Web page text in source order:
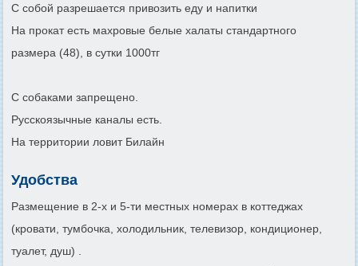
С собой разрешается привозить еду и напитки
На прокат есть махровые белые халаты стандартного
размера (48), в сутки 1000тг
С собаками запрещено.
Русскоязычные каналы есть.
На территории ловит Билайн
Удобства
Размещение в 2-х и 5-ти местных номерах в коттеджах
(кровати, тумбочка, холодильник, телевизор, кондиционер,
туалет, душ) .